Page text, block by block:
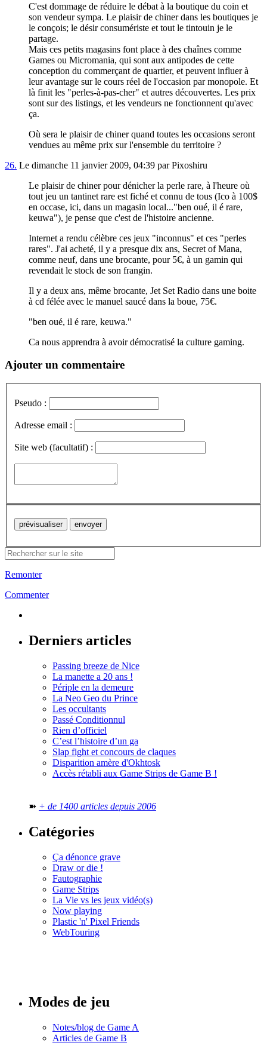
C'est dommage de réduire le débat à la boutique du coin et
son vendeur sympa. Le plaisir de chiner dans les boutiques je
le conçois; le désir consumériste et tout le tintouin je le
partage.
Mais ces petits magasins font place à des chaînes comme
Games ou Micromania, qui sont aux antipodes de cette
conception du commerçant de quartier, et peuvent influer à
leur avantage sur le cours réel de l'occasion par monopole. Et
là finit les "perles-à-pas-cher" et autres découvertes. Les prix
sont sur des listings, et les vendeurs ne fonctionnent qu'avec
ça.
Où sera le plaisir de chiner quand toutes les occasions seront
vendues au même prix sur l'ensemble du territoire ?
26. Le dimanche 11 janvier 2009, 04:39 par Pixoshiru
Le plaisir de chiner pour dénicher la perle rare, à l'heure où
tout jeu un tantinet rare est fiché et connu de tous (Ico à 100$
en occase, ici, dans un magasin local..."ben oué, il é rare,
keuwa"), je pense que c'est de l'histoire ancienne.
Internet a rendu célèbre ces jeux "inconnus" et ces "perles
rares". J'ai acheté, il y a presque dix ans, Secret of Mana,
comme neuf, dans une brocante, pour 5€, à un gamin qui
revendait le stock de son frangin.
Il y a deux ans, même brocante, Jet Set Radio dans une boite
à cd félée avec le manuel saucé dans la boue, 75€.
"ben oué, il é rare, keuwa."
Ca nous apprendra à avoir démocratisé la culture gaming.
Ajouter un commentaire
Pseudo :
Adresse email :
Site web (facultatif) :
Remonter
Commenter
Derniers articles
Passing breeze de Nice
La manette a 20 ans !
Périple en la demeure
La Neo Geo du Prince
Les occultants
Passé Conditionnul
Rien d’officiel
C’est l’histoire d’un ga
Slap fight et concours de claques
Disparition amère d'Okhtosk
Accès rétabli aux Game Strips de Game B !
➽ + de 1400 articles depuis 2006
Catégories
Ça dénonce grave
Draw or die !
Fautographie
Game Strips
La Vie vs les jeux vidéo(s)
Now playing
Plastic 'n' Pixel Friends
WebTouring
Modes de jeu
Notes/blog de Game A
Articles de Game B